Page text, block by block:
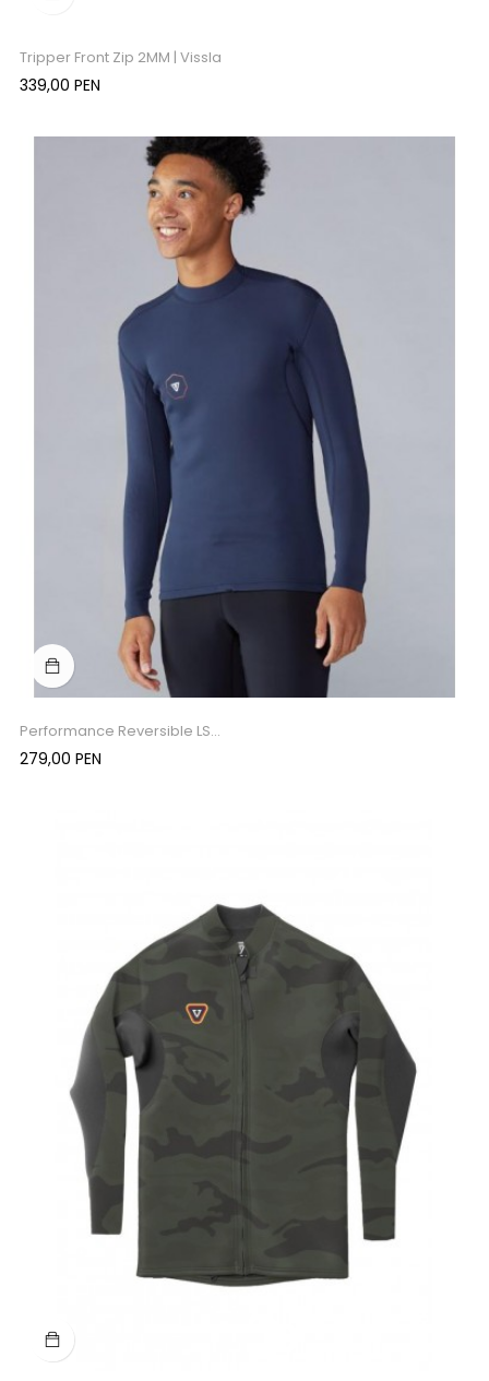
Tripper Front Zip 2MM | Vissla
Precio
339,00 PEN
Performance Reversible LS...
Precio
279,00 PEN